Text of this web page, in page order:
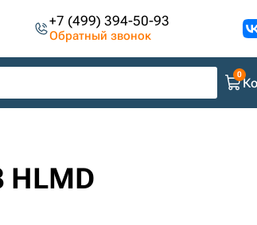
+7 (499) 394-50-93
Обратный звонок
HLMD